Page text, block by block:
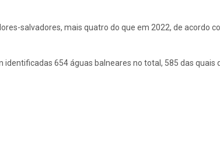
salvadores, mais quatro do que em 2022, de acordo
654 águas balneares no total, 585 das